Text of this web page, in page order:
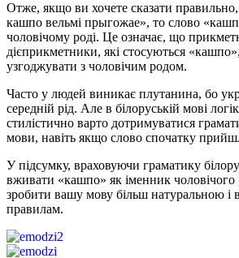
Отже, якщо ви хочете сказати
кашпо вельмі прыгожае», то слово
чоловічому роді. Це означає, що
дієприкметники, які стосуються
узгоджувати з чоловічим родом.
Часто у людей виникає плутанина, бо
середній рід. Але в білоруській мові
стилістично варто дотримуватися
мови, навіть якщо слово спочатку
У підсумку, враховуючи граматику
вживати «кашпо» як іменник
зробити вашу мову більш натуральною і
правилам.